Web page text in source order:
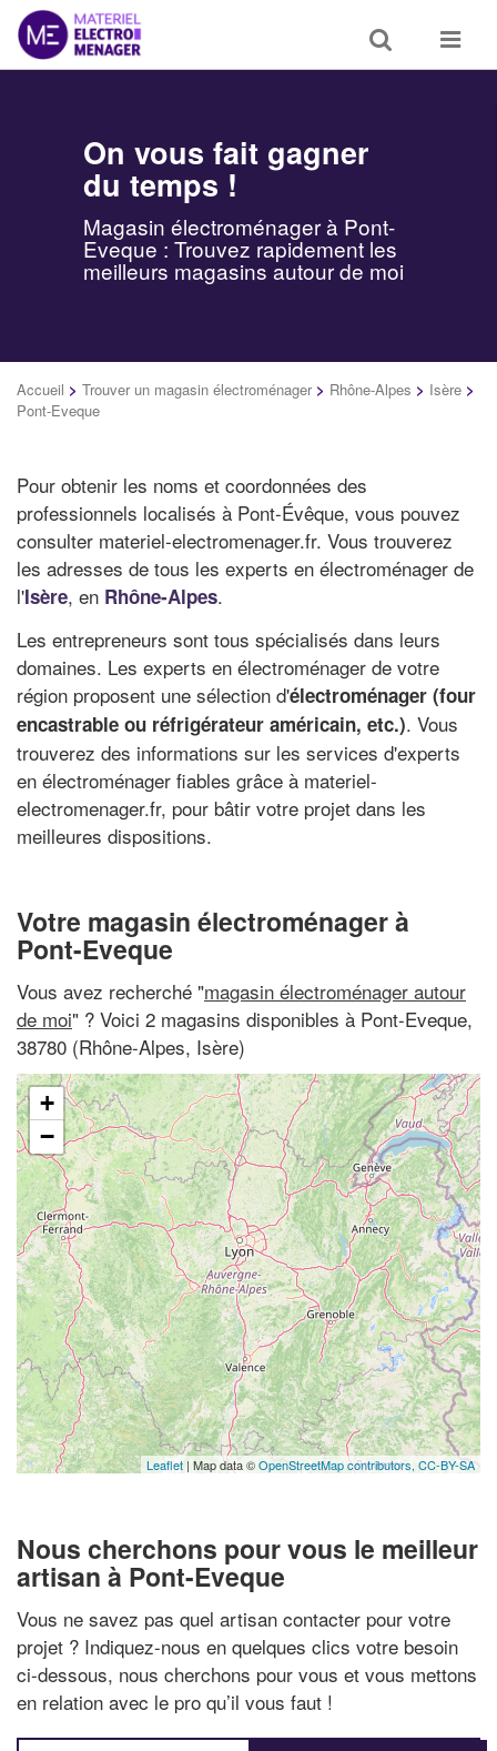
Toggle
search
Toggle
On vous fait gagner
du temps !
Magasin électroménager à Pont-
Eveque : Trouvez rapidement les
meilleurs magasins autour de moi
Accueil > Trouver un magasin électroménager > Rhône-Alpes > Isère >
Pont-Eveque
Pour obtenir les noms et coordonnées des
professionnels localisés à Pont-Évêque, vous pouvez
consulter materiel-electromenager.fr. Vous trouverez
les adresses de tous les experts en électroménager de
l'Isère, en Rhône-Alpes.
Les entrepreneurs sont tous spécialisés dans leurs
domaines. Les experts en électroménager de votre
région proposent une sélection d'électroménager (four
encastrable ou réfrigérateur américain, etc.). Vous
trouverez des informations sur les services d'experts
en électroménager fiables grâce à materiel-
electromenager.fr, pour bâtir votre projet dans les
meilleures dispositions.
Votre magasin électroménager à
Pont-Eveque
Vous avez recherché "magasin électroménager autour
de moi" ? Voici 2 magasins disponibles à Pont-Eveque,
38780 (Rhône-Alpes, Isère)
+
−
Leaflet | Map data ©OpenStreetMap contributors, CC-BY-SA
Nous cherchons pour vous le meilleur
artisan à Pont-Eveque
Vous ne savez pas quel artisan contacter pour votre
projet ? Indiquez-nous en quelques clics votre besoin
ci-dessous, nous cherchons pour vous et vous mettons
en relation avec le pro qu’il vous faut !